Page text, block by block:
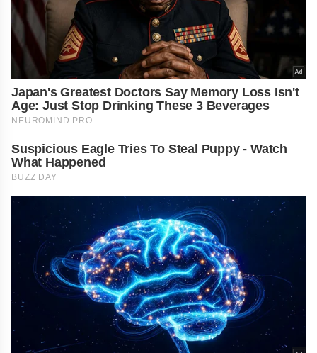
Japan's Greatest Doctors Say Memory Loss Isn't
Age: Just Stop Drinking These 3 Beverages
NEUROMIND PRO
Suspicious Eagle Tries To Steal Puppy - Watch
What Happened
BUZZ DAY